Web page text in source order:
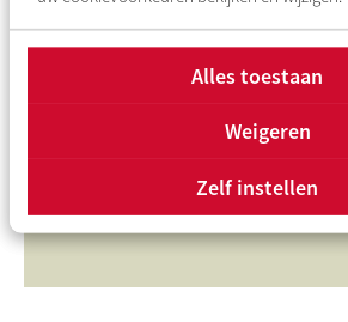
Alles toestaan
Weigeren
Zelf instellen
Burgemeester Röellstraat en
Leeuwenlaan.
zodat cultuur behouden blijft.
In de winkels aan de Lodewijk van